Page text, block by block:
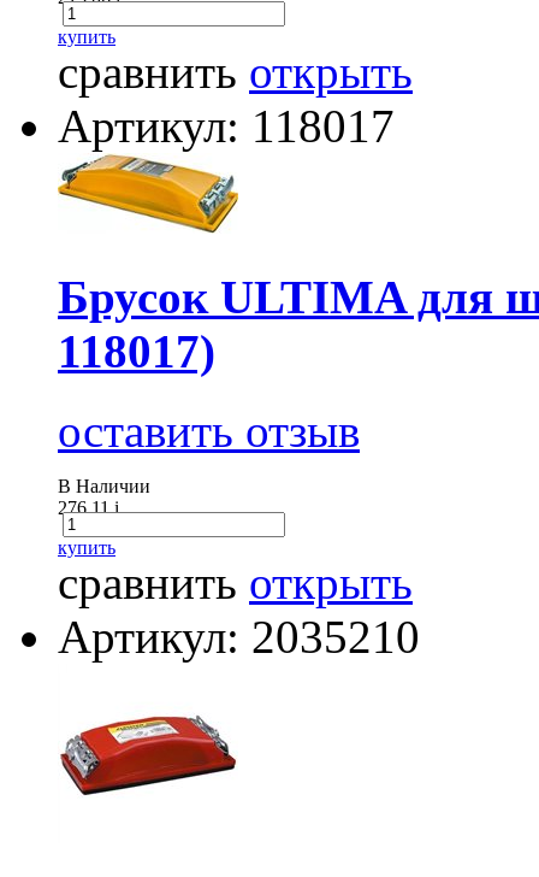
купить
сравнить открыть
Артикул: 118017
Брусок ULTIMA для
118017)
оставить отзыв
В Наличии
276.11i
купить
сравнить открыть
Артикул: 2035210